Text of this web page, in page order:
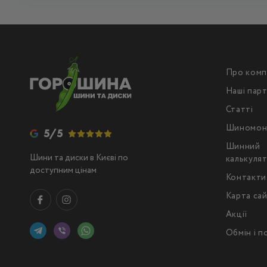
5/5
Шини та диски в Києві по
доступним цінам
Про
Наші
Статті
Шинний
Контакти
Карта
Акції
Обмін і